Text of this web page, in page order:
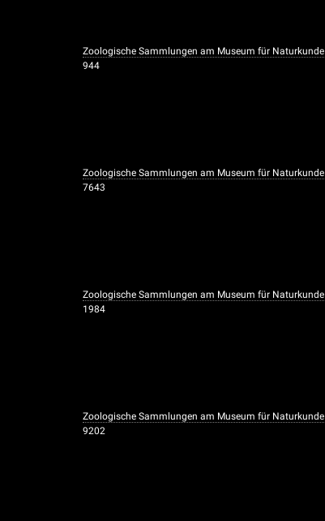
Zoologische Sammlungen am Museum für Naturkunde
944
Zoologische Sammlungen am Museum für Naturkunde
7643
Zoologische Sammlungen am Museum für Naturkunde
1984
Zoologische Sammlungen am Museum für Naturkunde
9202